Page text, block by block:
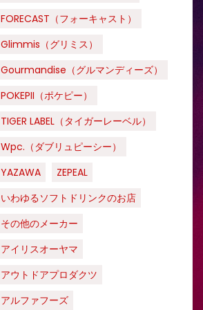
FORECAST（フォーキャスト）
Glimmis（グリミス）
Gourmandise（グルマンディーズ）
POKEPII（ポケピー）
TIGER LABEL（タイガーレーベル）
Wpc.（ダブリュピーシー）
YAZAWA
ZEPEAL
いわゆるソフトドリンクのお店
その他のメーカー
アイリスオーヤマ
アウトドアプロダクツ
アルファフーズ